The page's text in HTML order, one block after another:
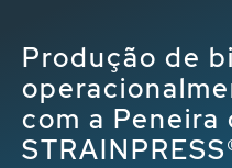
Produção de
com a Peneira